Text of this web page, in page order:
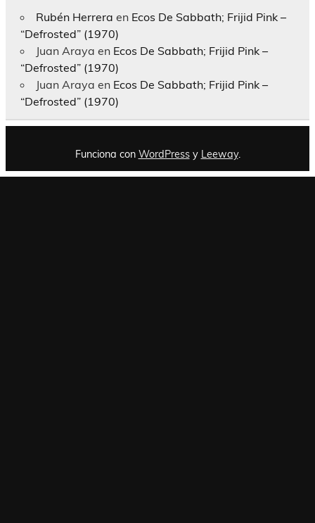
Rubén Herrera en Ecos De Sabbath; Frijid Pink –
“Defrosted” (1970)
Juan Araya en Ecos De Sabbath; Frijid Pink –
“Defrosted” (1970)
Juan Araya en Ecos De Sabbath; Frijid Pink –
“Defrosted” (1970)
Funciona con WordPressy Leeway.